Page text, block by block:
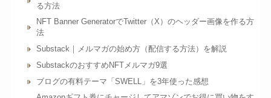
る方法
NFT Banner GeneratorでTwitter（X）のヘッダー画像を作る方
法
Substack｜メルマガの始め方（配信する方法）を解説
SubstackのおすすめNFTメルマガ9選
ブログの有料テーマ「SWELL」を3年使った感想